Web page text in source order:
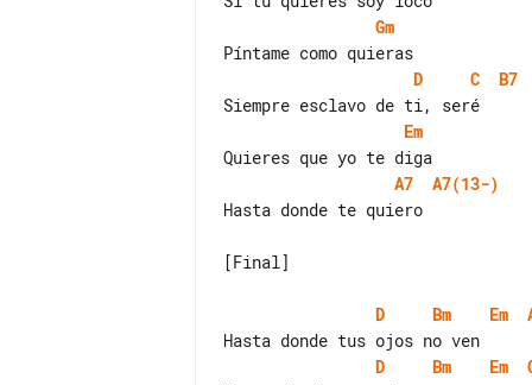
Gm
D
C
B7
Em
A7
A7(13-)
Hasta donde te quiero
[Final]
D Bm Em
D
Bm Em